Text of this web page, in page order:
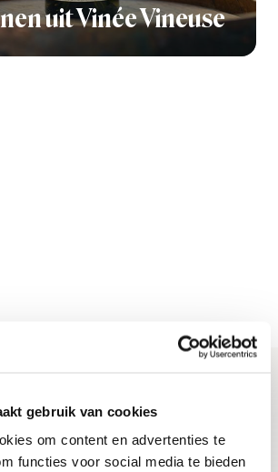
gebruik van cookies
om content en advertenties te
functies voor social media te bieden
uit Vinée Vineuse
wijnnieuws, proeverijen en